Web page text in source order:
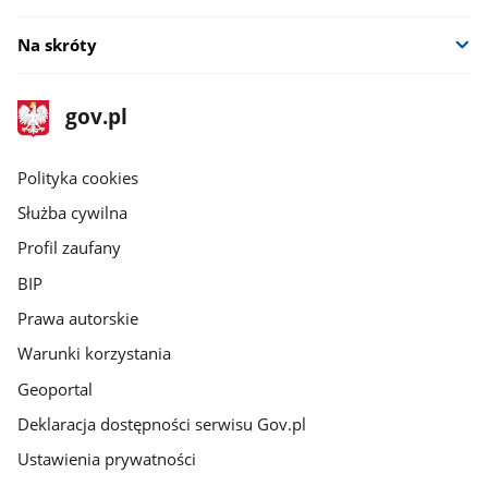
Na skróty
stopka
gov.pl
Strona
gov.pl
gov.pl
Polityka cookies
Służba cywilna
Profil zaufany
BIP
Prawa autorskie
Warunki korzystania
Geoportal
Deklaracja dostępności serwisu Gov.pl
Ustawienia prywatności